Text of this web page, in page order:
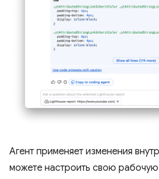
Агент применяет изменения
можете настроить свою рабочую